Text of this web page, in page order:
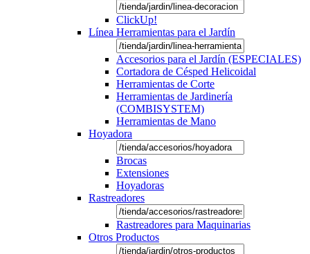
ClickUp!
Línea Herramientas para el Jardín
Accesorios para el Jardín (ESPECIALES)
Cortadora de Césped Helicoidal
Herramientas de Corte
Herramientas de Jardinería
(COMBISYSTEM)
Herramientas de Mano
Hoyadora
Brocas
Extensiones
Hoyadoras
Rastreadores
Rastreadores para Maquinarias
Otros Productos